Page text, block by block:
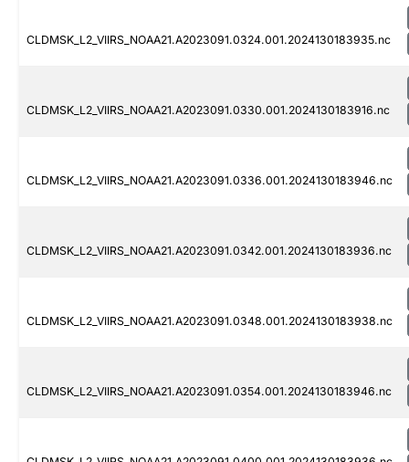
CLDMSK_L2_VIIRS_NOAA21.A2023091.0324.001.2024130183935.nc
CLDMSK_L2_VIIRS_NOAA21.A2023091.0330.001.2024130183916.nc
CLDMSK_L2_VIIRS_NOAA21.A2023091.0336.001.2024130183946.nc
CLDMSK_L2_VIIRS_NOAA21.A2023091.0342.001.2024130183936.nc
CLDMSK_L2_VIIRS_NOAA21.A2023091.0348.001.2024130183938.nc
CLDMSK_L2_VIIRS_NOAA21.A2023091.0354.001.2024130183946.nc